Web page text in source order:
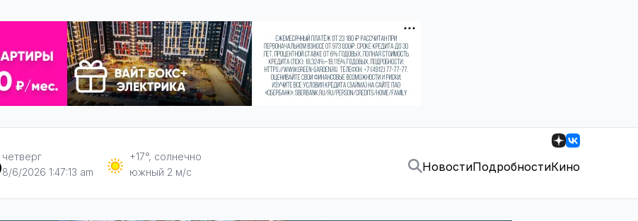
четверг
8/6/2026 1:47:14 am
+17°, солнечно
южный 2 м/с
НовостиПодробностиКино